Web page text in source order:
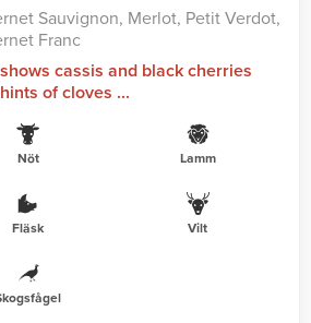
Sauvignon, Merlot, Petit Verdot,
Franc
cassis and black cherries
of cloves ...
Nöt Lamm
Fläsk Vilt